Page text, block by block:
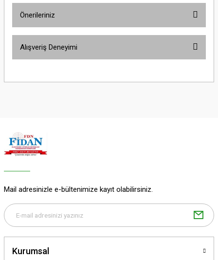
Önerileriniz
yetersiz gördüğünüz noktaları öneri formunu kullanarak tarafımıza
Bu ürüne benzer farklı alternatifler olmalı.
Alışveriş Deneyimi
Mail adresinizle e-bültenimize kayıt olabilirsiniz.
Kurumsal